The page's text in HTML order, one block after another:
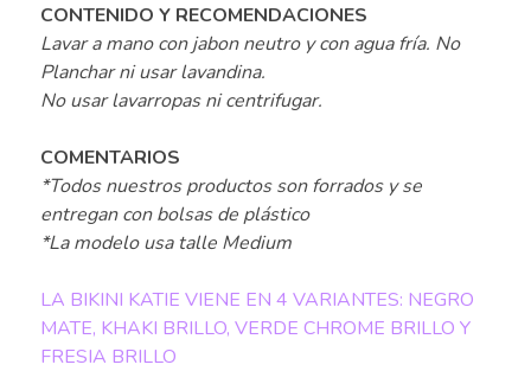
CONTENIDO Y RECOMENDACIONES
Lavar a mano con jabon neutro y con agua fría. No
Planchar ni usar lavandina.
No usar lavarropas ni centrifugar.
COMENTARIOS
*Todos nuestros productos son forrados y se
entregan con bolsas de plástico
*La modelo usa talle Medium
LA BIKINI KATIE VIENE EN 4 VARIANTES: NEGRO
MATE, KHAKI BRILLO, VERDE CHROME BRILLO Y
FRESIA BRILLO